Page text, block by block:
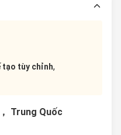
tạo tùy chỉnh,
Trung Quốc